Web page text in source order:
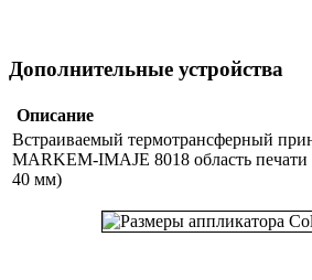
Дополнительные устройства
Описание
Встраиваемый термотрансферный
MARKEM-IMAJE 8018 область
40 мм)